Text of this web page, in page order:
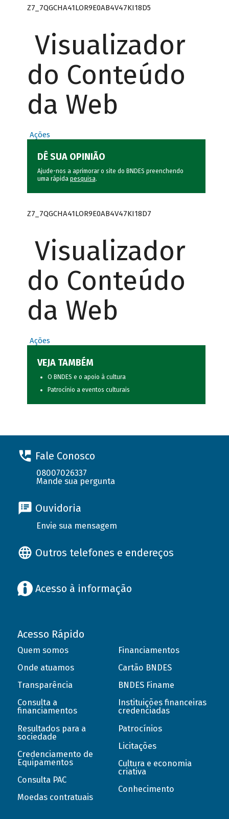
Z7_7QGCHA41LOR9E0AB4V47KI18D5
Visualizador
do Conteúdo
da Web
Ações
DÊ SUA OPINIÃO
Ajude-nos a aprimorar o site do BNDES preenchendo
uma rápida pesquisa.
Z7_7QGCHA41LOR9E0AB4V47KI18D7
Visualizador
do Conteúdo
da Web
Ações
VEJA TAMBÉM
O BNDES e o apoio à cultura
Patrocínio a eventos culturais
Fale Conosco
08007026337
Mande sua pergunta
Ouvidoria
Envie sua mensagem
Outros telefones e endereços
Acesso à informação
Acesso Rápido
Quem somos
Onde atuamos
Transparência
Consulta a
financiamentos
Resultados para a
sociedade
Credenciamento de
Equipamentos
Consulta PAC
Moedas contratuais
Financiamentos
Cartão BNDES
BNDES Finame
Instituições financeiras
credenciadas
Patrocínios
Licitações
Cultura e economia
criativa
Conhecimento